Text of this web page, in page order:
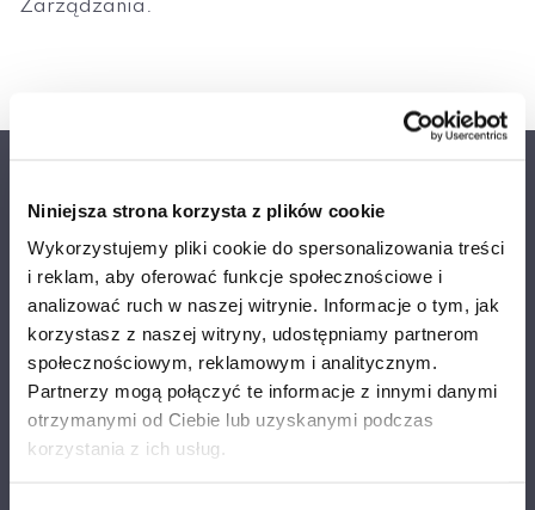
Niniejsza strona korzysta z plików cookie
Wykorzystujemy pliki cookie do spersonalizowania treści
i reklam, aby oferować funkcje społecznościowe i
analizować ruch w naszej witrynie. Informacje o tym, jak
korzystasz z naszej witryny, udostępniamy partnerom
społecznościowym, reklamowym i analitycznym.
Partnerzy mogą połączyć te informacje z innymi danymi
otrzymanymi od Ciebie lub uzyskanymi podczas
korzystania z ich usług.
Zarządzania.
Akademia Techniczno-Artystyczna Nauk Stosowanych w
Warszawie
Najlepsza niepubliczna uczelnia
techniczno-artystyczna w Polsce
Napisz do nas
ul. Olszewska 12, 00-792 Warszawa